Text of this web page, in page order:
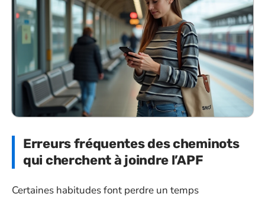
Erreurs fréquentes des cheminots
qui cherchent à joindre l’APF
Certaines habitudes font perdre un temps